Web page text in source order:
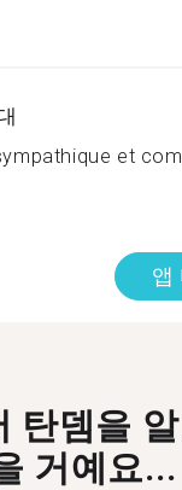
et
앱
탄뎀을
거예요...